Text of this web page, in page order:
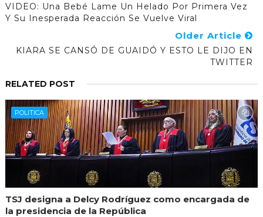
VIDEO: Una Bebé Lame Un Helado Por Primera Vez
Y Su Inesperada Reacción Se Vuelve Viral
Older Article
KIARA SE CANSÓ DE GUAIDÓ Y ESTO LE DIJO EN
TWITTER
RELATED POST
POLITICA
TSJ designa a Delcy Rodríguez como encargada de
la presidencia de la República